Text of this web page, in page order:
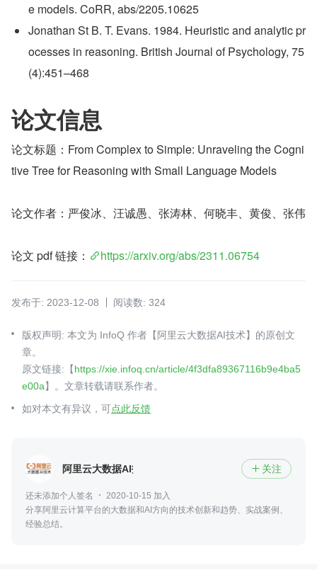
e models. CoRR, abs/2205.10625
Jonathan St B. T. Evans. 1984. Heuristic and analytic pr
ocesses in reasoning. British Journal of Psychology, 75
(4):451–468
论文信息
论文标题：From Complex to Simple: Unraveling the Cogni
tive Tree for Reasoning with Small Language Models
论文作者：严俊冰、汪诚愚、张涛林、何晓丰、黄俊、张伟
论文 pdf 链接： https://arxiv.org/abs/2311.06754
发布于: 2023-12-08 阅读数: 324
版权声明: 本文为 InfoQ 作者【阿里云大数据AI技术】的原创文
章。
原文链接:【https://xie.infoq.cn/article/4f3dfa89367116b9e4ba5
e00a】。文章转载请联系作者。
如对本文有异议，可点此反馈
阿里云大数据AI技术  关注
还未添加个人签名
2020-10-15 加入
分享阿里云计算平台的大数据和AI方向的技术创新和趋势、实战案例、
经验总结。